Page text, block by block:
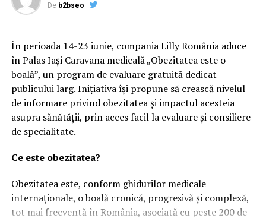
NU RATATI
De b2bseo
În perioada 14-23 iunie, compania Lilly România aduce
în Palas Iași Caravana medicală „Obezitatea este o
boală”, un program de evaluare gratuită dedicat
publicului larg. Inițiativa își propune să crească nivelul
de informare privind obezitatea și impactul acesteia
asupra sănătății, prin acces facil la evaluare și consiliere
de specialitate.
Ce este obezitatea?
Obezitatea este, conform ghidurilor medicale
internaționale, o boală cronică, progresivă și complexă,
tot mai frecventă în România, asociată cu peste 200 de